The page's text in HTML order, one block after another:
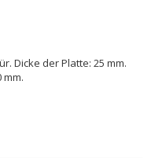
Dicke der Platte: 25 mm.
mm.